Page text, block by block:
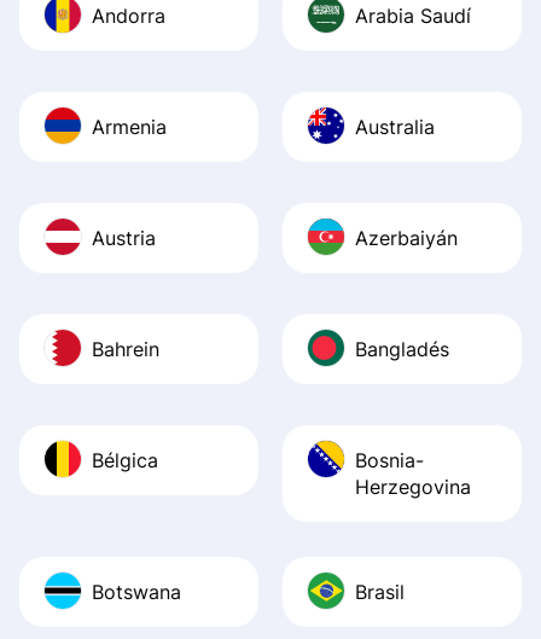
Andorra Arabia Saudí
Armenia Australia
Austria Azerbaiyán
Bahrein Bangladés
Bélgica
Bosnia-
Herzegovina
Botswana Brasil